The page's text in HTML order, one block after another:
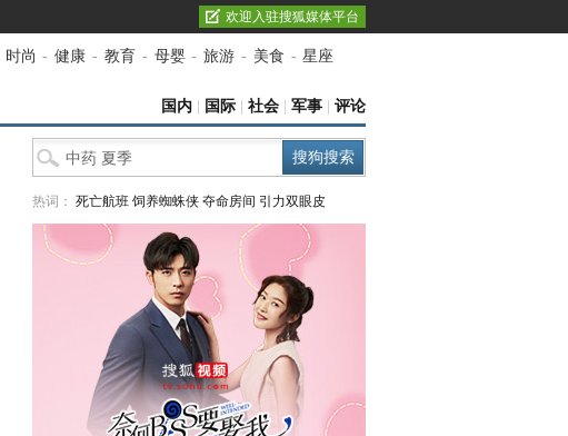
欢迎入驻搜狐媒体平台
时尚 - 健康 - 教育 - 母婴 - 旅游 - 美食 - 星座
国内 国际 社会 军事 评论
热词： 死亡航班 饲养蜘蛛侠 夺命房间 引力双眼皮